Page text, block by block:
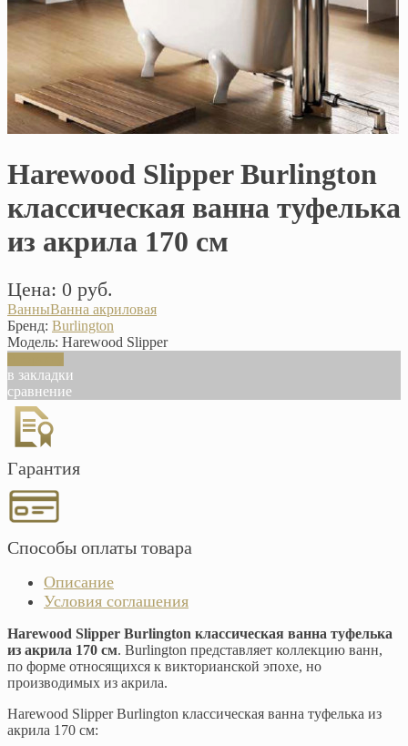
Harewood Slipper Burlington
классическая ванна туфелька
из акрила 170 см
Цена: 0 руб.
ВанныВанна акриловая
Бренд: Burlington
Модель: Harewood Slipper
в закладки
сравнение
Гарантия
Способы оплаты товара
Описание
Условия соглашения
Harewood Slipper Burlington классическая ванна туфелька
из акрила 170 см. Burlington представляет коллекцию ванн,
по форме относящихся к викторианской эпохе, но
производимых из акрила.
Harewood Slipper Burlington классическая ванна туфелька из
акрила 170 см: